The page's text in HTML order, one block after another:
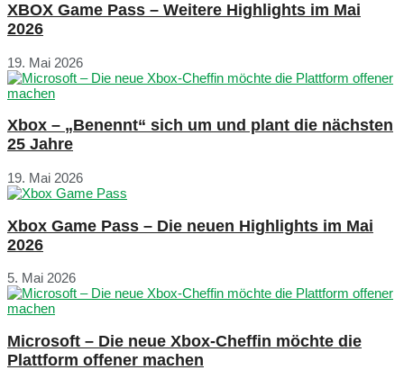
XBOX Game Pass – Weitere Highlights im Mai
2026
19. Mai 2026
Xbox – „Benennt“ sich um und plant die nächsten
25 Jahre
19. Mai 2026
Xbox Game Pass – Die neuen Highlights im Mai
2026
5. Mai 2026
Microsoft – Die neue Xbox-Cheffin möchte die
Plattform offener machen